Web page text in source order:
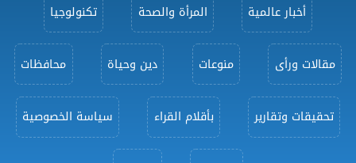
أخبار عالمية المرأة والصحة تكنولوجيا
مقالات ورأى منوعات دين وحياة محافظات
تحقيقات وتقارير بأقلام القراء سياسة الخصوصية